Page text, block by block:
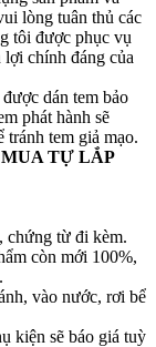
lòng tuân thủ các
tôi được phục vụ
lợi chính đáng của
dán tem bảo
phát hành sẽ
tránh tem giả mạo.
TỰ LẮP
chứng từ đi kèm.
còn mới 100%,
vào nước, rơi bể
kiện sẽ báo giá tuỳ